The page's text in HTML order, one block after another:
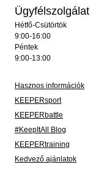
Ügyfélszolgálat
Hétfő-Csütörtök
9:00-16:00
Péntek
9:00-13:00
Hasznos információk
KEEPERsport
KEEPERbattle
#KeepItAll Blog
KEEPERtraining
Kedvező ajánlatok